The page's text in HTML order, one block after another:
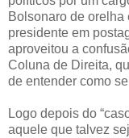
Bolsonaro de orelha
presidente em
aproveitou a
Coluna de Direita,
de entender como
Logo depois do
aquele que talvez